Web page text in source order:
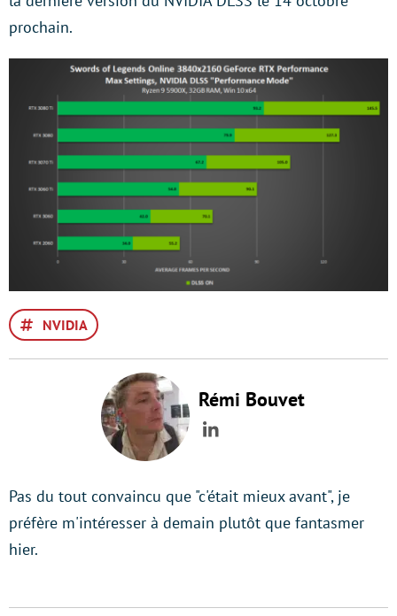
prochain.
NVIDIA
Rémi Bouvet
LinkedIn
Pas du tout convaincu que "c'était mieux avant", je
préfère m'intéresser à demain plutôt que fantasmer
hier.